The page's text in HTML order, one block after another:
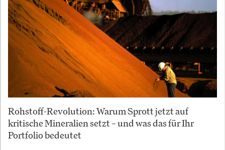
Rohstoff-Revolution: Warum Sprott jetzt auf
kritische Mineralien setzt – und was das für Ihr
Portfolio bedeutet